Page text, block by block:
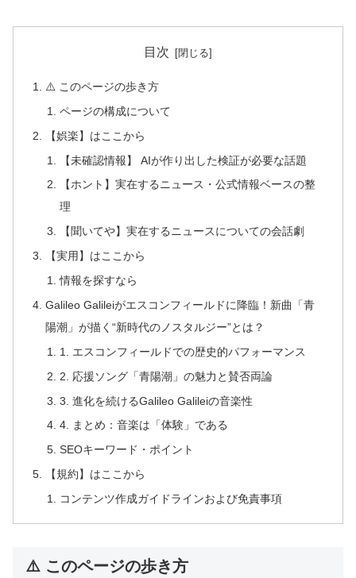
目次
⚠️ このページの歩き方
ページの構成について
【娯楽】はここから
【未確認情報】 AIが作り出した検証が必要な話題
【ホント】実在するニュース・公式情報ベースの整
理
【聞いてや】実在するニュースについての会話劇
【実用】はここから
情報を探すなら
Galileo Galileiがエスコンフィールドに降臨！新曲「青
陽潮」が描く“新時代のノスタルジー”とは？
1. エスコンフィールドでの歴史的パフォーマンス
2. 応援ソング「青陽潮」の魅力と賛否両論
3. 進化を続けるGalileo Galileiの音楽性
4. まとめ：音楽は「体験」である
SEOキーワード・ポイント
【規約】はここから
コンテンツ作成ガイドラインおよび免責事項
⚠️ このページの歩き方